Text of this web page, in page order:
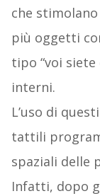
che
più oggetti
tipo “voi siete
interni.
L’uso di
tattili
spaziali delle
Infatti, dopo